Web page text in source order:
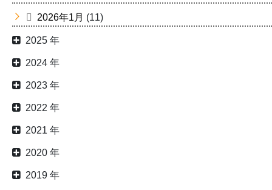
2026年1月 (11)
2025 年
2024 年
2023 年
2022 年
2021 年
2020 年
2019 年